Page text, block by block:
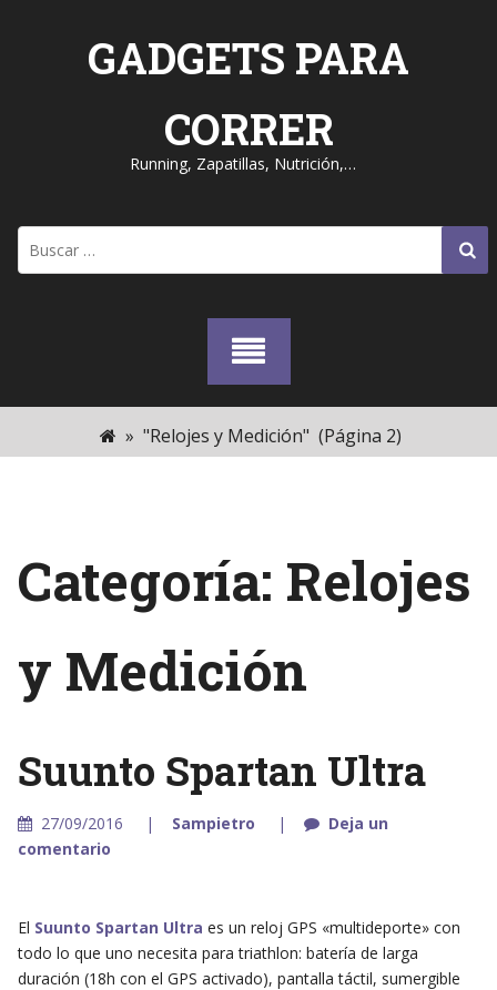
GADGETS PARA
CORRER
Running, Zapatillas, Nutrición,…
» "Relojes y Medición" (Página 2)
Categoría: Relojes
y Medición
Suunto Spartan Ultra
27/09/2016 Sampietro
Deja un
comentario
El Suunto Spartan Ultra es un reloj GPS «multideporte» con
todo lo que uno necesita para triathlon: batería de larga
duración (18h con el GPS activado), pantalla táctil, sumergible